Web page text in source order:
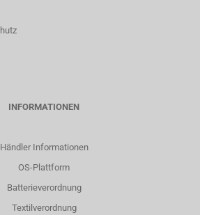
INFORMATIONEN
Händler Informationen
OS-Plattform
Batterieverordnung
Textilverordnung